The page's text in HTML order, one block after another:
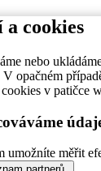
a cookies
nebo
opačném
v patičce
umožníte měřit